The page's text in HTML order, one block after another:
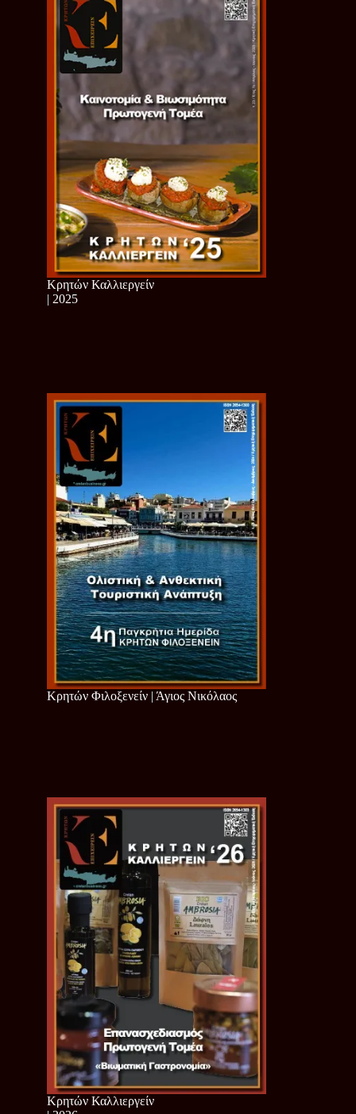
Κρητών Καλλιεργείν
| 2025
Κρητών Φιλοξενείν | Άγιος Νικόλαος
Κρητών Καλλιεργείν